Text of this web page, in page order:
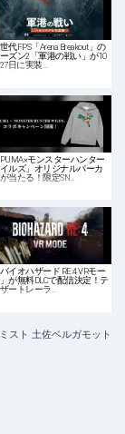
代FPS「Arena Breakout」の
ズン2「軍港の戦い」が10
日に実装…
PUMA×モンスターハンター
ルズ」オリジナルパーカ
当たる！限定SN…
バイオハザード RE:4 VRモー
」が無料DLCで配信決定！テ
ートレーラ…
スト 土佐ベルガモット